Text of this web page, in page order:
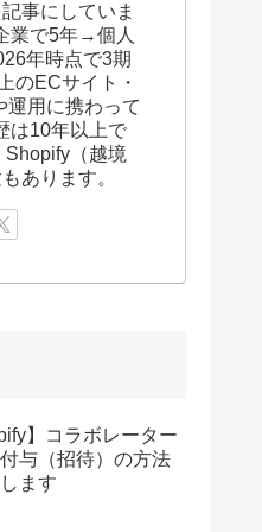
事にしていま
業で5年→個人
年時点で3期
のECサイト・
運用に携わって
は10年以上で
（越境
あります。
】コラボレーター
与（招待）の方法
ます